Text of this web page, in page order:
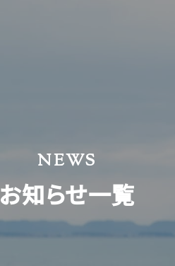
NEWS
お知らせ一覧